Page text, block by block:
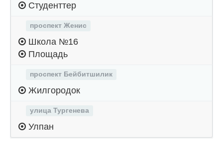
Студенттер
проспект Женис
Школа №16
Площадь
проспект Бейбитшилик
Жилгородок
улица Тургенева
Улпан